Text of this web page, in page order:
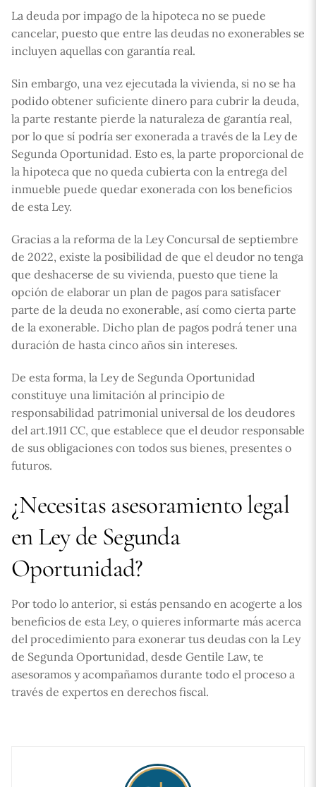
La deuda por impago de la hipoteca no se puede
cancelar, puesto que entre las deudas no exonerables se
incluyen aquellas con garantía real.
Sin embargo, una vez ejecutada la vivienda, si no se ha
podido obtener suficiente dinero para cubrir la deuda,
la parte restante pierde la naturaleza de garantía real,
por lo que sí podría ser exonerada a través de la Ley de
Segunda Oportunidad. Esto es, la parte proporcional de
la hipoteca que no queda cubierta con la entrega del
inmueble puede quedar exonerada con los beneficios
de esta Ley.
Gracias a la reforma de la Ley Concursal de septiembre
de 2022, existe la posibilidad de que el deudor no tenga
que deshacerse de su vivienda, puesto que tiene la
opción de elaborar un plan de pagos para satisfacer
parte de la deuda no exonerable, así como cierta parte
de la exonerable. Dicho plan de pagos podrá tener una
duración de hasta cinco años sin intereses.
De esta forma, la Ley de Segunda Oportunidad
constituye una limitación al principio de
responsabilidad patrimonial universal de los deudores
del art.1911 CC, que establece que el deudor responsable
de sus obligaciones con todos sus bienes, presentes o
futuros.
¿Necesitas asesoramiento legal
en Ley de Segunda
Oportunidad?
Por todo lo anterior, si estás pensando en acogerte a los
beneficios de esta Ley, o quieres informarte más acerca
del procedimiento para exonerar tus deudas con la Ley
de Segunda Oportunidad, desde Gentile Law, te
asesoramos y acompañamos durante todo el proceso a
través de expertos en derechos fiscal.